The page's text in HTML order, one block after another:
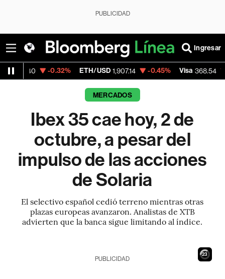
PUBLICIDAD
Ingresar
-0.32% ETH/USD 1,907.14 -0.45% Visa 368.54 -0.28%
MERCADOS
Ibex 35 cae hoy, 2 de
octubre, a pesar del
impulso de las acciones
de Solaria
El selectivo español cedió terreno mientras otras
plazas europeas avanzaron. Analistas de XTB
advierten que la banca sigue limitando al índice.
22
PUBLICIDAD